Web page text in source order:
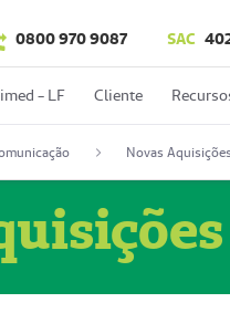
0800 970 9087 SAC
- LF Cliente
Novas Aquisições